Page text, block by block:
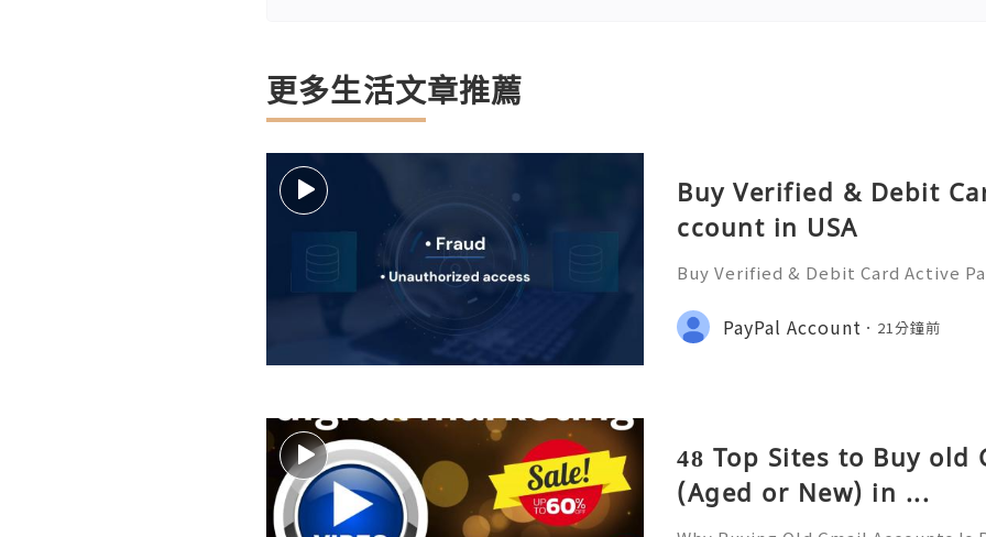
更多生活文章推薦
Buy Verified & Debit
ccount in USA
Buy Verified & Debit Card Active
ere 24/7! 📧 Email:
(772)563-8300 🚀 Telegram: @usam
PayPal Account 21分鐘前
48 Top Sites to Buy old
(Aged or New) in ...